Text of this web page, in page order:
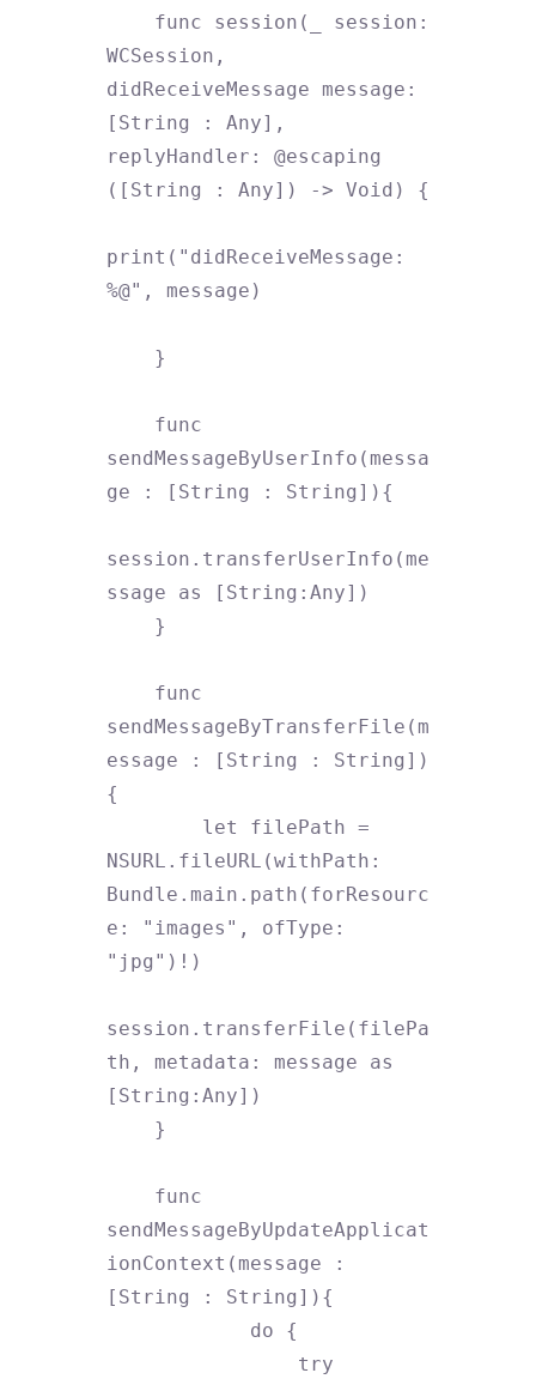
WCSession,
didReceiveMessage message:
[String : Any],
replyHandler: @escaping
([String : Any]) -> Void) {
print("didReceiveMessage:
%@", message)
sendMessageByUserInfo(messa
ge : [String : String]){
session.transferUserInfo(me
ssage as [String:Any])
sendMessageByTransferFile(m
essage : [String : String])
{
NSURL.fileURL(withPath:
Bundle.main.path(forResourc
e: "images", ofType:
"jpg")!)
session.transferFile(filePa
th, metadata: message as
[String:Any])
sendMessageByUpdateApplicat
ionContext(message :
[String : String]){